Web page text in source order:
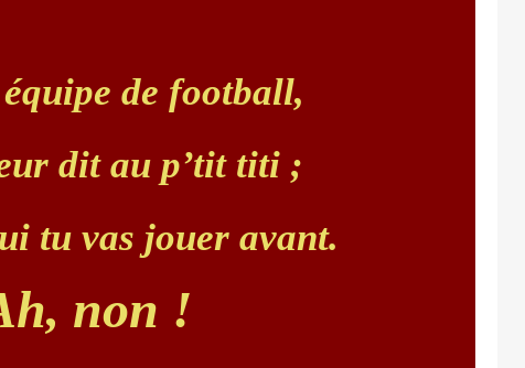
de football,
dit au p’tit titi ;
tu vas jouer avant.
non !